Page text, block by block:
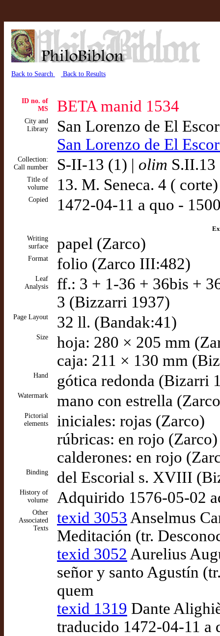
Back to Search Back to Results
ID no. of
MS
BETA manid 1534
City and
Library
San Lorenzo de El
San Lorenzo de El
Collection:
Call number
S-II-13 (1) | olim
Title of
volume
13. M. Seneca. 4 ( corte)
Copied 1472-04-11 a quo -
Writing
surface
papel (Zarco)
Format folio (Zarco III:482)
Leaf
Analysis
ff.: 3 + 1-36 + 36bis +
3 (Bizzarri 1937)
Page Layout 32 ll. (Bandak:41)
Size
hoja: 280 × 205 mm
caja: 211 × 130 mm
Hand gótica redonda (Bizarri
Watermark mano con estrella
Pictorial
elements
iniciales: rojas (Zarco)
rúbricas: en rojo (Zarco)
calderones: en rojo
Binding del Escorial s. XVIII
History of
volume
Adquirido 1576-05-02
Other
Associated
Texts
texid 3053 Anselmus
Meditación (tr.
texid 3052 Aurelius
señor y santo Agustín
quem
texid 1319 Dante
traducido 1472-04-11 a